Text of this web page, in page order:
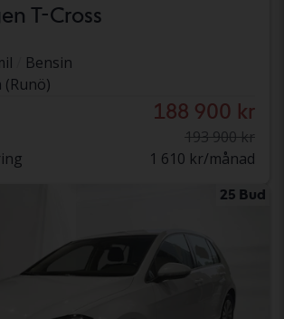
T-Cross
Bensin
188 900 kr
193 900 kr
1 610 kr/månad
25 Bud